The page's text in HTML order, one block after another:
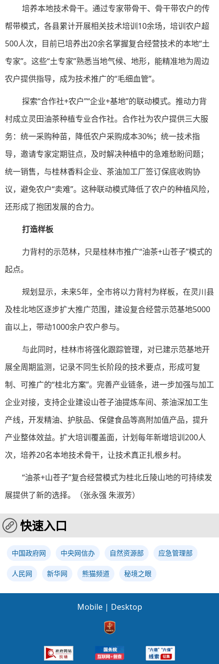
培养本地技术骨干。通过专家带骨干、骨干带农户的传
帮带模式，各县累计开展相关技术培训10余场，培训农户超
500人次，目前已培养出20余名掌握复合经营技术的本地“土
专家”。这些“土专家”熟悉当地气候、地形，能精准地为周边
农户提供指导，成为技术推广的“毛细血管”。
探索“合作社+农户”“企业+基地”的联动模式。推动力背
村成立灵田油茶种植专业合作社。合作社为农户提供三大服
务：统一采购种苗，降低农户采购成本30%；统一技术指
导，邀请专家定期驻点，及时解决种植中的急难愁盼问题；
统一销售，与桂林香料企业、茶油加工厂签订保底收购协
议，避免农户“卖难”。这种联动模式降低了农户的种植风险，
还形成了抱团发展的合力。
打造样板
力背村的示范林，只是桂林市推广“油茶+山苍子”模式的
起点。
规划显示，未来5年，全市将以力背村为样板，在灵川县
及桂北地区逐步扩大推广范围，建设复合经营示范基地5000
亩以上，带动1000余户农户参与。
与此同时，桂林市将强化跟踪管理，对已建示范基地开
展全周期监测，记录不同生长阶段的技术要点，形成可复
制、可推广的“桂北方案”。完善产业链条，进一步加强与加工
企业对接，支持企业建设山苍子油提炼车间、茶油深加工生
产线，开发精油、护肤品、保健食品等高附加值产品，提升
产业整体效益。扩大培训覆盖面，计划每年新增培训200人
次，培养20名本地技术骨干，让技术真正扎根乡村。
“油茶+山苍子”复合经营模式为桂北丘陵山地的可持续发
展提供了新的选择。（张永强 朱淑芳）
快速入口
中国政府网 中央网信办 自然资源部 应急管理部
人民网 新华网 熊猫频道 秘境之眼
Mobile | Desktop